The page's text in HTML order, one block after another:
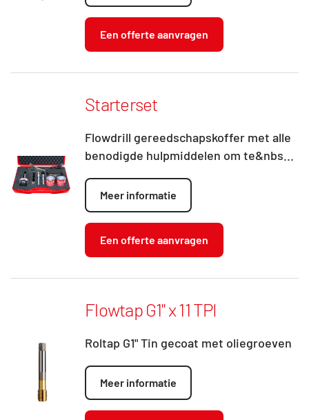
Een offerte aanvragen
Starterset
Flowdrill gereedschapskoffer met alle
benodigde hulpmiddelen om te&nbs...
Meer informatie
Een offerte aanvragen
Flowtap G1" x 11 TPI
Roltap G1" Tin gecoat met oliegroeven
Meer informatie